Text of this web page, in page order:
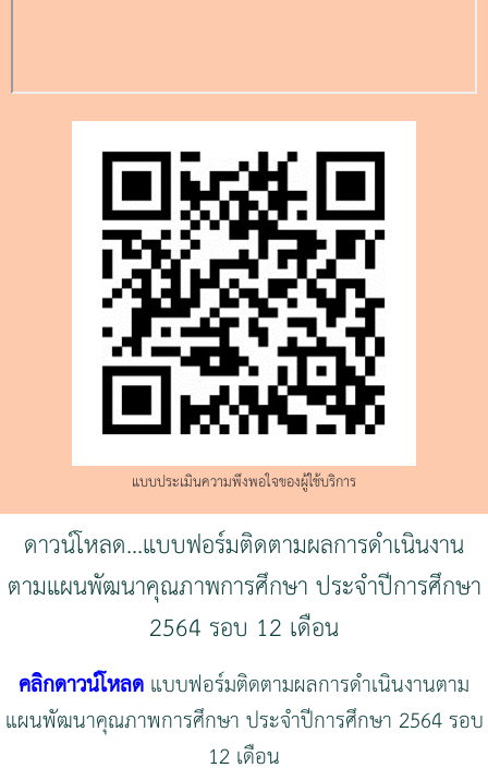
แบบประเมินความพึงพอใจของผู้ใช้บริการ
ดาวน์โหลด...แบบฟอร์มติดตามผลการดำเนินงาน
ตามแผนพัฒนาคุณภาพการศึกษา ประจำปีการศึกษา
2564 รอบ 12 เดือน
คลิกดาวน์โหลด แบบฟอร์มติดตามผลการดำเนินงานตาม
แผนพัฒนาคุณภาพการศึกษา ประจำปีการศึกษา 2564 รอบ
12 เดือน